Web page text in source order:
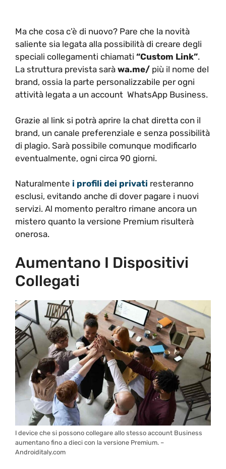
Ma che cosa c’è di nuovo? Pare che la novità
saliente sia legata alla possibilità di creare degli
speciali collegamenti chiamati “Custom Link”.
La struttura prevista sarà wa.me/ più il nome del
brand, ossia la parte personalizzabile per ogni
attività legata a un account WhatsApp Business.
Grazie al link si potrà aprire la chat diretta con il
brand, un canale preferenziale e senza possibilità
di plagio. Sarà possibile comunque modificarlo
eventualmente, ogni circa 90 giorni.
Naturalmente i profili dei privati resteranno
esclusi, evitando anche di dover pagare i nuovi
servizi. Al momento peraltro rimane ancora un
mistero quanto la versione Premium risulterà
onerosa.
Aumentano I Dispositivi
Collegati
I device che si possono collegare allo stesso account Business
aumentano fino a dieci con la versione Premium. –
Androiditaly.com